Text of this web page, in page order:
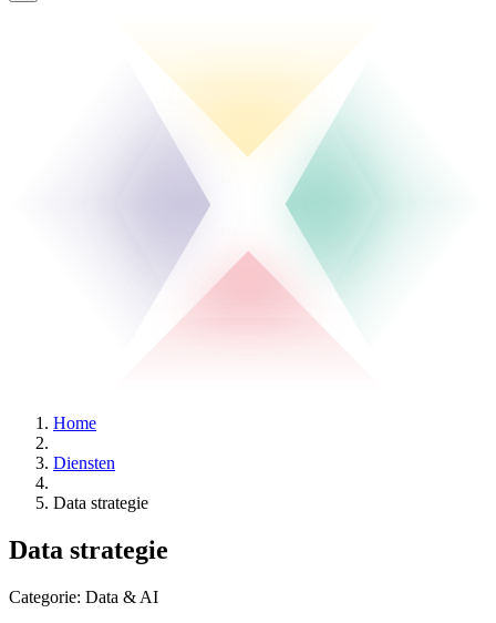
Home
Diensten
Data strategie
Data strategie
Categorie: Data & AI